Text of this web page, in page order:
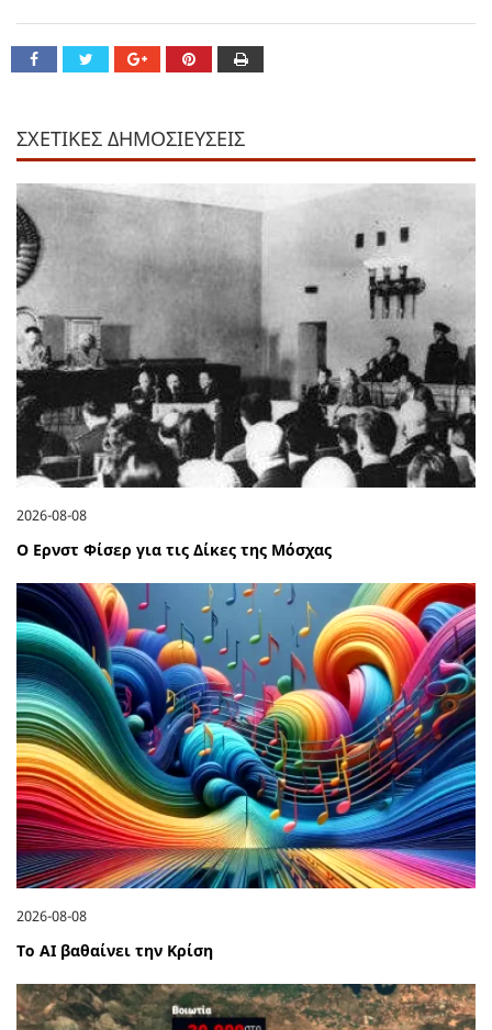
ΣΧΕΤΙΚΕΣ ΔΗΜΟΣΙΕΥΣΕΙΣ
2026-08-08
Ο Ερνστ Φίσερ για τις Δίκες της Μόσχας
2026-08-08
Το ΑΙ βαθαίνει την Κρίση